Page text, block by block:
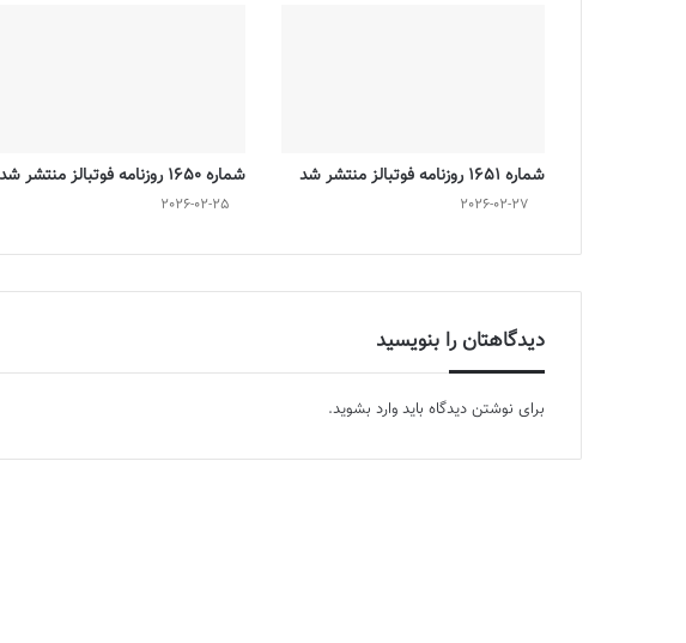
شماره 1651 روزنامه فوتبالز منتشر شد
2026-02-27
شماره 1650 روزنامه فوتبالز منتشر شد
2026-02-25
دیدگاهتان را بنویسید
برای نوشتن دیدگاه باید وارد بشوید.